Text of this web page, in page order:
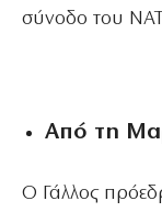
σύνοδο του
Από τη
Ο Γάλλος